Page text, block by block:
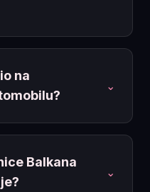
na
⌄
Balkana
⌄